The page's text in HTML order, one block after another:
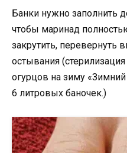
Банки нужно заполнить
чтобы маринад
закрутить, перевернуть
остывания (стерилизация
огурцов на зиму «Зимний
6 литровых баночек.)